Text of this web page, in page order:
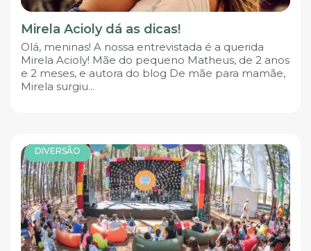
Mirela Acioly dá as dicas!
Olá, meninas! A nossa entrevistada é a querida
Mirela Acioly! Mãe do pequeno Matheus, de 2 anos
e 2 meses, e autora do blog De mãe para mamãe,
Mirela surgiu...
DIVERSÃO